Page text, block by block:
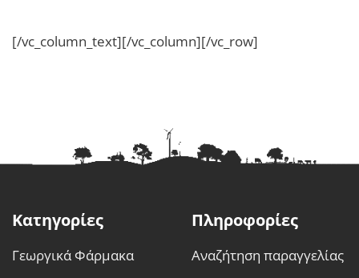
[/vc_column_text][/vc_column][/vc_row]
Κατηγορίες
Γεωργικά Φάρμακα
Πληροφορίες
Αναζήτηση παραγγελίας